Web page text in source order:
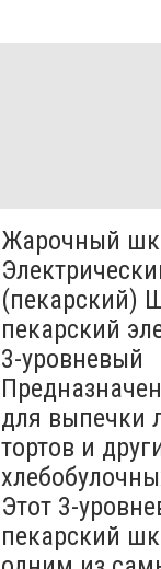
Жарочный
(пекарский)
пекарский
3-уровневый
для выпечки
тортов и
Этот 3-
пекарский